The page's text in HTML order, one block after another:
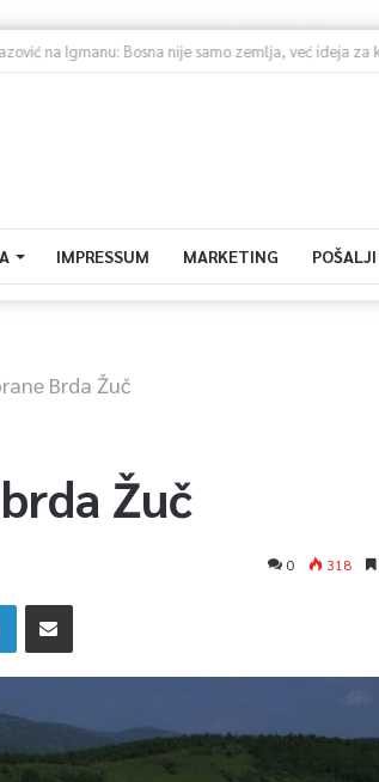
na Igmanu: Bosna nije samo zemlja, već ideja za
IMPRESSUM MARKETING
Brda Žuč
Žuč
0 318